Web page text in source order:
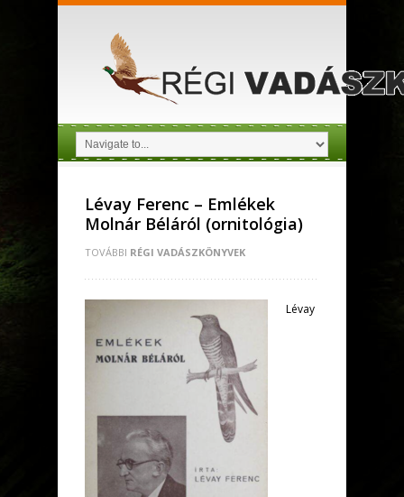
Lévay Ferenc – Emlékek
Molnár Béláról (ornitológia)
TOVÁBBI RÉGI VADÁSZKÖNYVEK
Lévay